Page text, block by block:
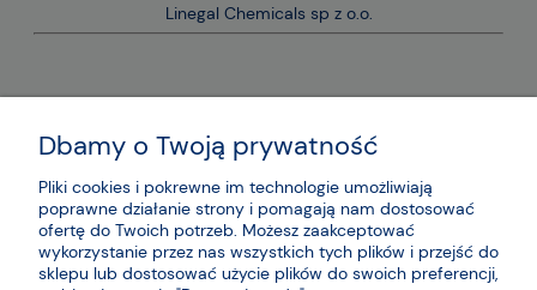
Linegal Chemicals sp z o.o.
Dbamy o Twoją prywatność
Pliki cookies i pokrewne im technologie umożliwiają
poprawne działanie strony i pomagają nam dostosować
ofertę do Twoich potrzeb. Możesz zaakceptować
wykorzystanie przez nas wszystkich tych plików i przejść do
sklepu lub dostosować użycie plików do swoich preferencji,